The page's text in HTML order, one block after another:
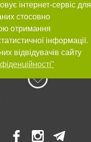
інтернет-сервіс для
стосовно
отримання
інформації.
відвідувачів сайту